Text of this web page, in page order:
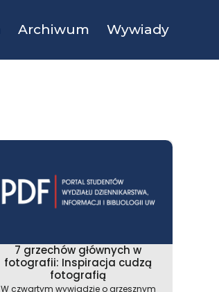
Archiwum Wywiady
7 grzechów głównych w
fotografii: Inspiracja cudzą
fotografią
W czwartym wywiadzie o grzesznym